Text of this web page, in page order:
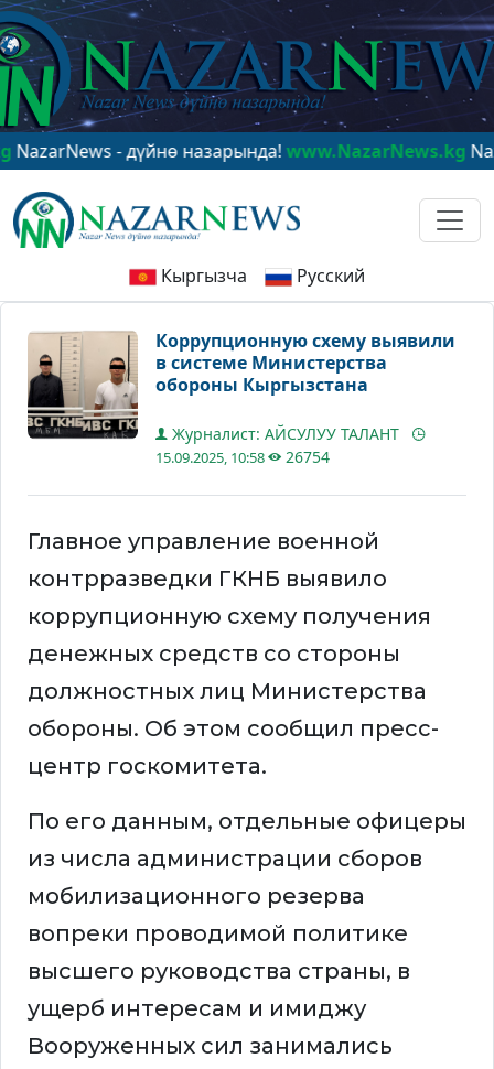
- дүйнө назарында!www.NazarNews.kg
Кыргызча Русский
Коррупционную схему выявили
в системе Министерства
обороны Кыргызстана
Журналист: АЙСУЛУУ ТАЛАНТ
15.09.2025, 10:58 26754
Главное управление военной
контрразведки ГКНБ выявило
коррупционную схему получения
денежных средств со стороны
должностных лиц Министерства
обороны. Об этом сообщил пресс-
центр госкомитета.
По его данным, отдельные офицеры
из числа администрации сборов
мобилизационного резерва
вопреки проводимой политике
высшего руководства страны, в
ущерб интересам и имиджу
Вооруженных сил занимались